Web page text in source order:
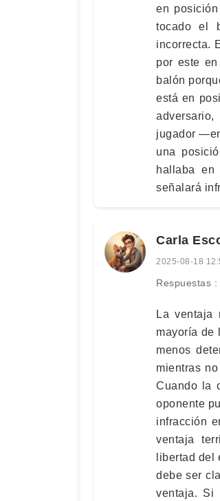
en
tocado el
incorrecta.
por este
balón
está en
jugador
una
hallaba
señalará
Carla
2025-08-18
Respuestas :
La ventaja
mayoría de
menos
mientras
Cuando la
oponente
infracción
ventaja
libertad
debe ser
ventaja. Si